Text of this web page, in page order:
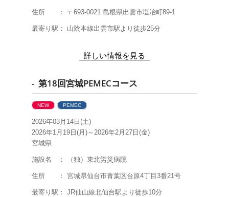
住所 ： 〒693-0021 島根県出雲市塩冶町89-1
最寄り駅： 山陰本線出雲市駅より徒歩25分
詳しい情報を見る
- 第18回宮城PEMECコース
NEW PEMEC
2026年03月14日(土)
2026年1月19日(月)～2026年2月27日(金)
宮城県
施設名 ： （独）東北労災病院
住所 ： 宮城県仙台市青葉区台原4丁目3番21号
最寄り駅： JR仙山線北仙台駅より徒歩10分